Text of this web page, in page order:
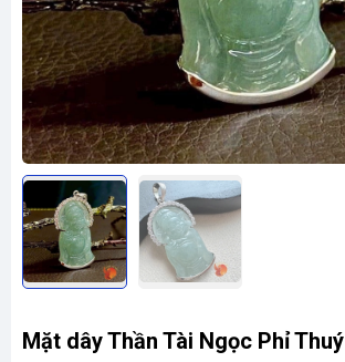
Mặt dây Thần Tài Ngọc Phỉ Thuý